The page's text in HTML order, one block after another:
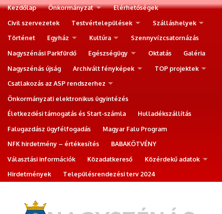
Kezdőlap Önkormányzat
Elérhetőségek
Civil szervezetek
Testvértelepülések
Szálláshelyek
Történet
Egyház Kultúra
Szennyvízcsatornázás
Nagyszénási Parkfürdő
Egészségügy Oktatás
Galéria
Nagyszénás újság
Archivált fényképek
TOP projektek
Csatlakozás az ASP rendszerhez
Önkormányzati elektronikus ügyintézés
Életkezdési támogatás és Start-számla
Hulladékszállítás
Falugazdász ügyfélfogadás
Magyar Falu Program
NFK hirdetmény – értékesítés
BABAKÖTVÉNY
Választási információk
Közadatkereső
Közérdekű adatok
Hirdetmények
Településrendezési terv 2024